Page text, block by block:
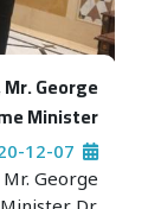
George
Minister…
12-07
George